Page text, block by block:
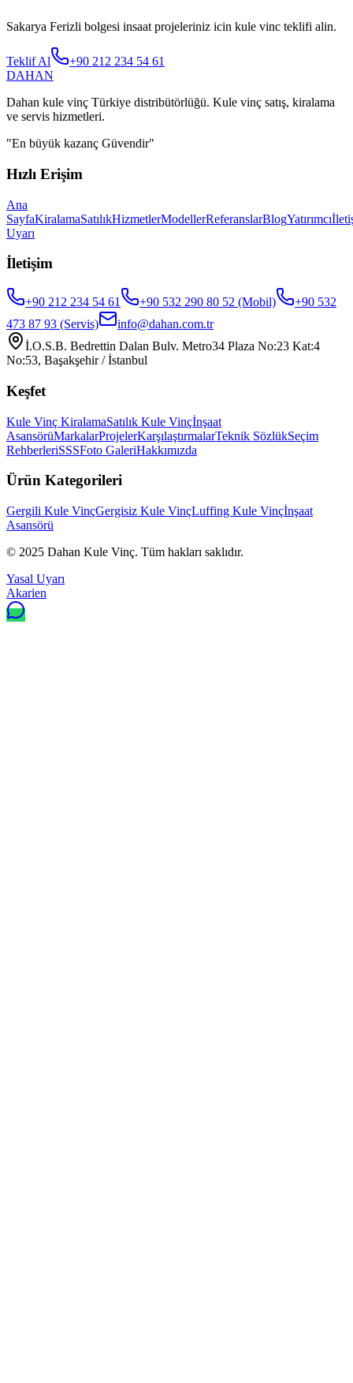
Sakarya Ferizli bolgesi insaat projeleriniz icin kule vinc teklifi alin.
Teklif Al
+90 212 234 54 61
DAHAN
Dahan kule vinç Türkiye distribütörlüğü. Kule vinç satış, kiralama
ve servis hizmetleri.
"En büyük kazanç Güvendir"
Hızlı Erişim
Ana
SayfaKiralamaSatılıkHizmetlerModellerReferanslarBlogYatırımcı
Uyarı
İletişim
+90 212 234 54 61 +90 532 290 80 52 (Mobil)
+90 532
473 87 93 (Servis)
info@dahan.com.tr
İ.O.S.B. Bedrettin Dalan Bulv. Metro34 Plaza No:23 Kat:4
No:53, Başakşehir / İstanbul
Keşfet
Kule Vinç KiralamaSatılık Kule Vinçİnşaat
AsansörüMarkalarProjelerKarşılaştırmalarTeknik SözlükSeçim
RehberleriSSSFoto GaleriHakkımızda
Ürün Kategorileri
Gergili Kule VinçGergisiz Kule VinçLuffing Kule Vinçİnşaat
Asansörü
© 2025 Dahan Kule Vinç. Tüm hakları saklıdır.
Yasal Uyarı
Akarien